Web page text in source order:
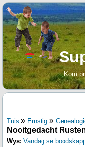
Kom
Tuis » Ernstig »
Nooitgedacht
Wys: Vandag se